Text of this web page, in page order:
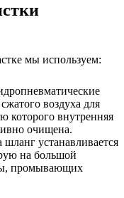
мы используем:
воздуха для
которого внутренняя
очищена.
устанавливается
на большой
промывающих